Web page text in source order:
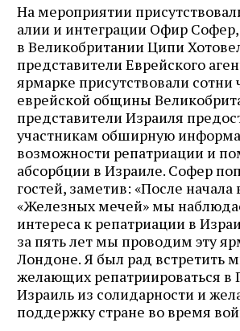
На мероприятии
алии и интеграции Офир
в Великобритании Ципи
представители Еврейского
ярмарке присутствовали сотни
еврейской общины
представители Израиля
участникам обширную
возможности репатриации и
абсорбции в Израиле. Софер
гостей, заметив: «После
«Железных мечей» мы
интереса к репатриации в
за пять лет мы проводим эту
Лондоне. Я был рад встретить
желающих репатриироваться в
Израиль из солидарности и
поддержку стране во время